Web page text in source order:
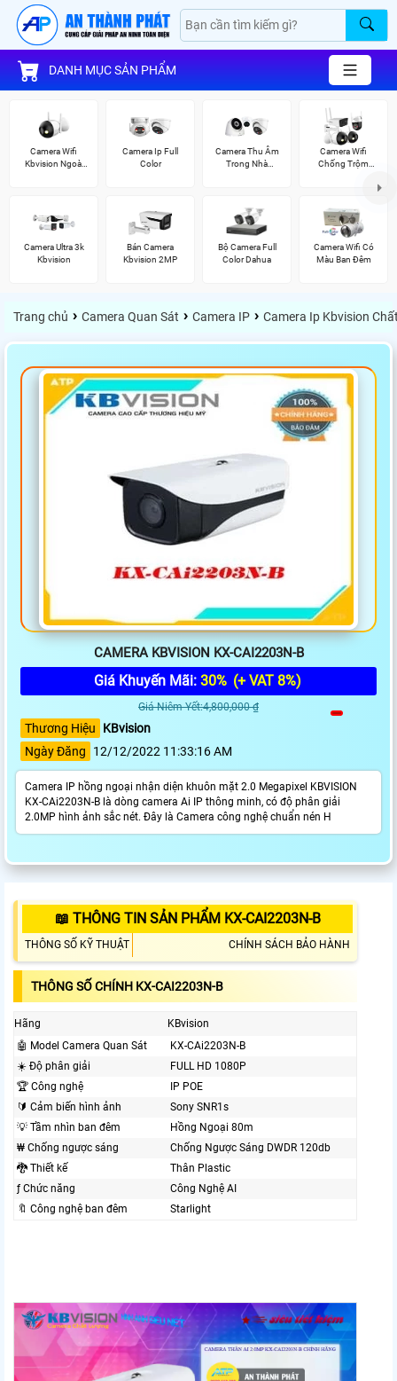
DANH MỤC SẢN PHẨM
Camera Wifi
Kbvision Ngoài
Camera Ip Full
Color
Camera Thu Âm
Trong Nhà
Camera Wifi
Chống Trộm
Camera Ultra 3k
Kbvision
Bán Camera
Kbvision 2MP
Bộ Camera Full
Color Dahua
Camera Wifi Có
Màu Ban Đêm
Trang chủ › Camera Quan Sát › Camera IP › Camera Ip Kbvision
CAMERA KBVISION KX-CAI2203N-B
Giá Khuyến Mãi: 30% (+ VAT 8%)
Giá Niêm Yết:4,800,000 ₫
Thương Hiệu
KBvision
Ngày Đăng
12/12/2022 11:33:16 AM
Camera IP hồng ngoại nhận diện khuôn mặt 2.0 Megapixel KBVISION
KX-CAi2203N-B là dòng camera Ai IP thông minh, có độ phân giải
2.0MP hình ảnh sắc nét. Đây là Camera công nghệ chuẩn nén H
📖 THÔNG TIN SẢN PHẨM KX-CAI2203N-B
THÔNG SỐ KỸ THUẬT CHÍNH SÁCH BẢO HÀNH
THÔNG SỐ CHÍNH KX-CAI2203N-B
Hãng
KBvision
🤖️ Model Camera Quan Sát
KX-CAi2203N-B
☀️ Độ phân giải
FULL HD 1080P
🏆 Công nghệ
IP POE
🔰 Cảm biến hình ảnh
Sony SNR1s
💡 Tầm nhìn ban đêm
Hồng Ngoại 80m
₩ Chống ngược sáng
Chống Ngược Sáng DWDR 120db
🐉️ Thiết kế
Thân Plastic
ƒ Chức năng
Công Nghệ AI
🔖 Công nghệ ban đêm
Starlight